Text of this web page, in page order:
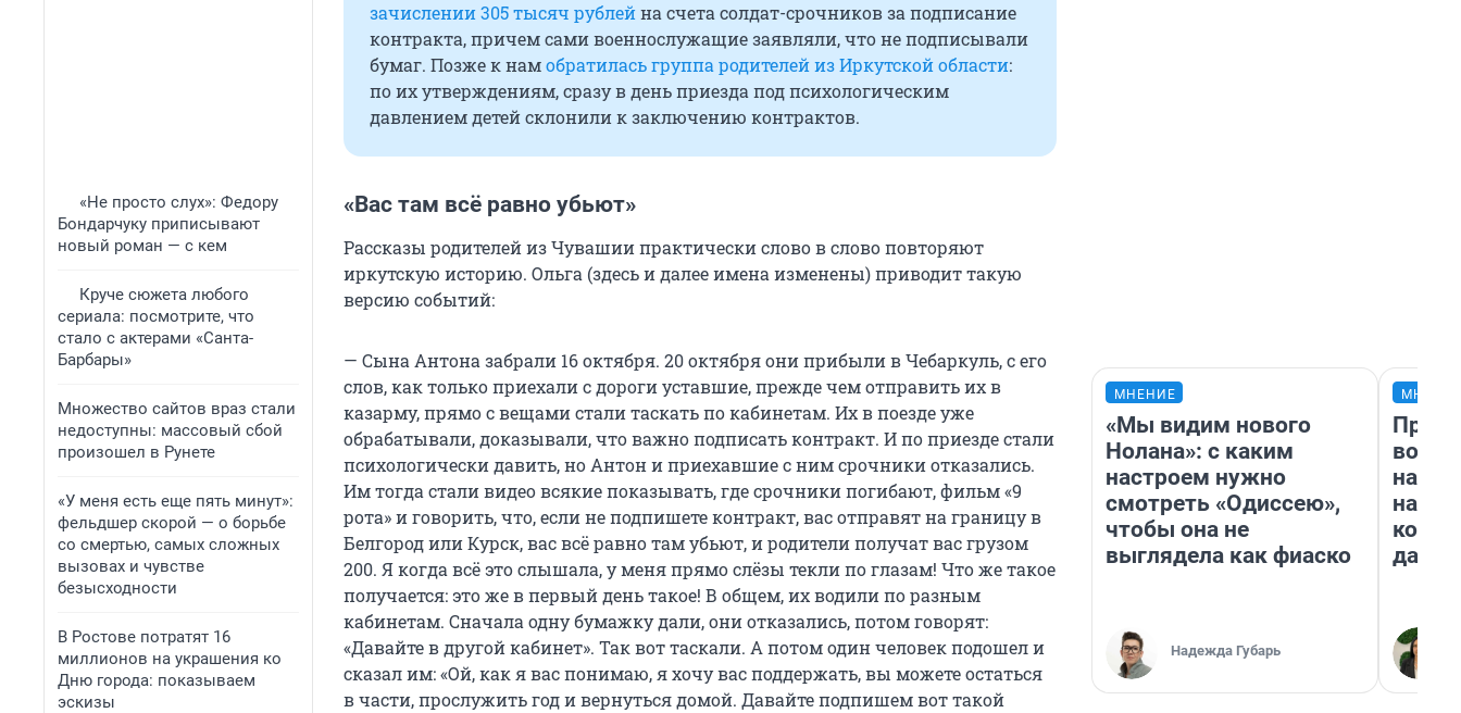
«Не просто слух»: Федору
Бондарчуку приписывают
новый роман — с кем
Круче сюжета любого
сериала: посмотрите, что
стало с актерами «Санта-
Барбары»
Множество сайтов враз стали
недоступны: массовый сбой
произошел в Рунете
«У меня есть еще пять минут»:
фельдшер скорой — о борьбе
со смертью, самых сложных
вызовах и чувстве
безысходности
В Ростове потратят 16
миллионов на украшения ко
Дню города: показываем
эскизы
зачислении 305 тысяч рублейна счета солдат-срочников за подписание
контракта, причем сами военнослужащие заявляли, что не подписывали
бумаг. Позже к намобратилась группа родителей из Иркутской области:
по их утверждениям, сразу в день приезда под психологическим
давлением детей склонили к заключению контрактов.
«Вас там всё равно убьют»
Рассказы родителей из Чувашии практически слово в слово повторяют
иркутскую историю. Ольга (здесь и далее имена изменены) приводит такую
версию событий:
— Сына Антона забрали 16 октября. 20 октября они прибыли в Чебаркуль, с его
слов, как только приехали с дороги уставшие, прежде чем отправить их в
казарму, прямо с вещами стали таскать по кабинетам. Их в поезде уже
обрабатывали, доказывали, что важно подписать контракт. И по приезде стали
психологически давить, но Антон и приехавшие с ним срочники отказались.
Им тогда стали видео всякие показывать, где срочники погибают, фильм «9
рота» и говорить, что, если не подпишете контракт, вас отправят на границу в
Белгород или Курск, вас всё равно там убьют, и родители получат вас грузом
200. Я когда всё это слышала, у меня прямо слёзы текли по глазам! Что же такое
получается: это же в первый день такое! В общем, их водили по разным
кабинетам. Сначала одну бумажку дали, они отказались, потом говорят:
«Давайте в другой кабинет». Так вот таскали. А потом один человек подошел и
сказал им: «Ой, как я вас понимаю, я хочу вас поддержать, вы можете остаться
в части, прослужить год и вернуться домой. Давайте подпишем вот такой
МНЕНИЕ
«Мы видим нового
Нолана»: с каким
настроем нужно
смотреть «Одиссею»,
чтобы она не
выглядела как фиаско
Надежда Губарь
нам
даже